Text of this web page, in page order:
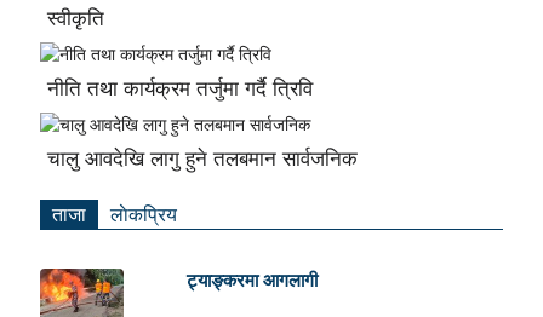
स्वीकृति
नीति तथा कार्यक्रम तर्जुमा गर्दै त्रिवि
चालु आवदेखि लागु हुने तलबमान सार्वजनिक
ताजा लाेकप्रिय
ट्याङ्करमा आगलागी